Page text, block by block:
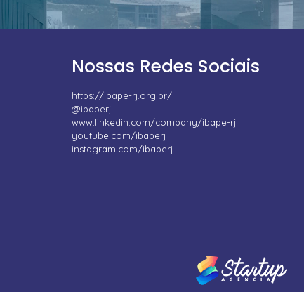
Nossas Redes Sociais
https://ibape-rj.org.br/
@ibaperj
www.linkedin.com/company/ibape-rj
youtube.com/ibaperj
instagram.com/ibaperj